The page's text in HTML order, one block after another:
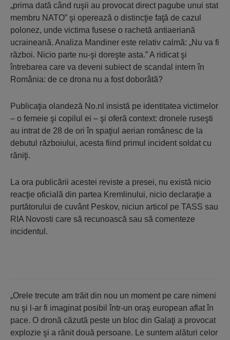
„prima dată când ruşii au provocat direct pagube unui stat
membru NATO” şi operează o distincţie faţă de cazul
polonez, unde victima fusese o rachetă antiaeriană
ucraineană. Analiza Mandiner este relativ calmă: „Nu va fi
război. Nicio parte nu-şi doreşte asta.” A ridicat şi
întrebarea care va deveni subiect de scandal intern în
România: de ce drona nu a fost doborâtă?
Publicaţia olandeză No.nl insistă pe identitatea victimelor
– o femeie şi copilul ei – şi oferă context: dronele ruseşti
au intrat de 28 de ori în spaţiul aerian românesc de la
debutul războiului, acesta fiind primul incident soldat cu
răniţi.
La ora publicării acestei reviste a presei, nu există nicio
reacţie oficială din partea Kremlinului, nicio declaraţie a
purtătorului de cuvânt Peskov, niciun articol pe TASS sau
RIA Novosti care să recunoască sau să comenteze
incidentul.
„Orele trecute am trăit din nou un moment pe care nimeni
nu şi l-ar fi imaginat posibil într-un oraş european aflat în
pace. O dronă căzută peste un bloc din Galaţi a provocat
explozie şi a rănit două persoane. Le suntem alături celor